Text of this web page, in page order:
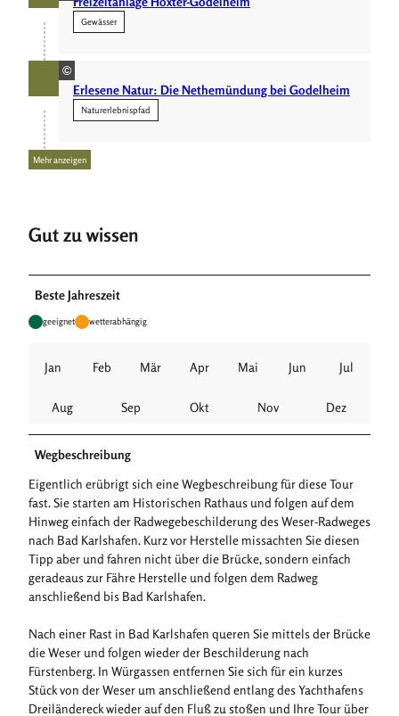
Gewässer
©
Erlesene Natur: Die Nethemündung bei Godelheim
Naturerlebnispfad
Mehr anzeigen
Gut zu wissen
Beste Jahreszeit
geeignet wetterabhängig
Jan Feb Mär Apr Mai Jun Jul
Aug Sep Okt Nov Dez
Wegbeschreibung
Eigentlich erübrigt sich eine Wegbeschreibung für diese Tour
fast. Sie starten am Historischen Rathaus und folgen auf dem
Hinweg einfach der Radwegebeschilderung des Weser-Radweges
nach Bad Karlshafen. Kurz vor Herstelle missachten Sie diesen
Tipp aber und fahren nicht über die Brücke, sondern einfach
geradeaus zur Fähre Herstelle und folgen dem Radweg
anschließend bis Bad Karlshafen.
Nach einer Rast in Bad Karlshafen queren Sie mittels der Brücke
die Weser und folgen wieder der Beschilderung nach
Fürstenberg. In Würgassen entfernen Sie sich für ein kurzes
Stück von der Weser um anschließend entlang des Yachthafens
Dreiländereck wieder auf den Fluß zu stoßen und Ihre Tour über